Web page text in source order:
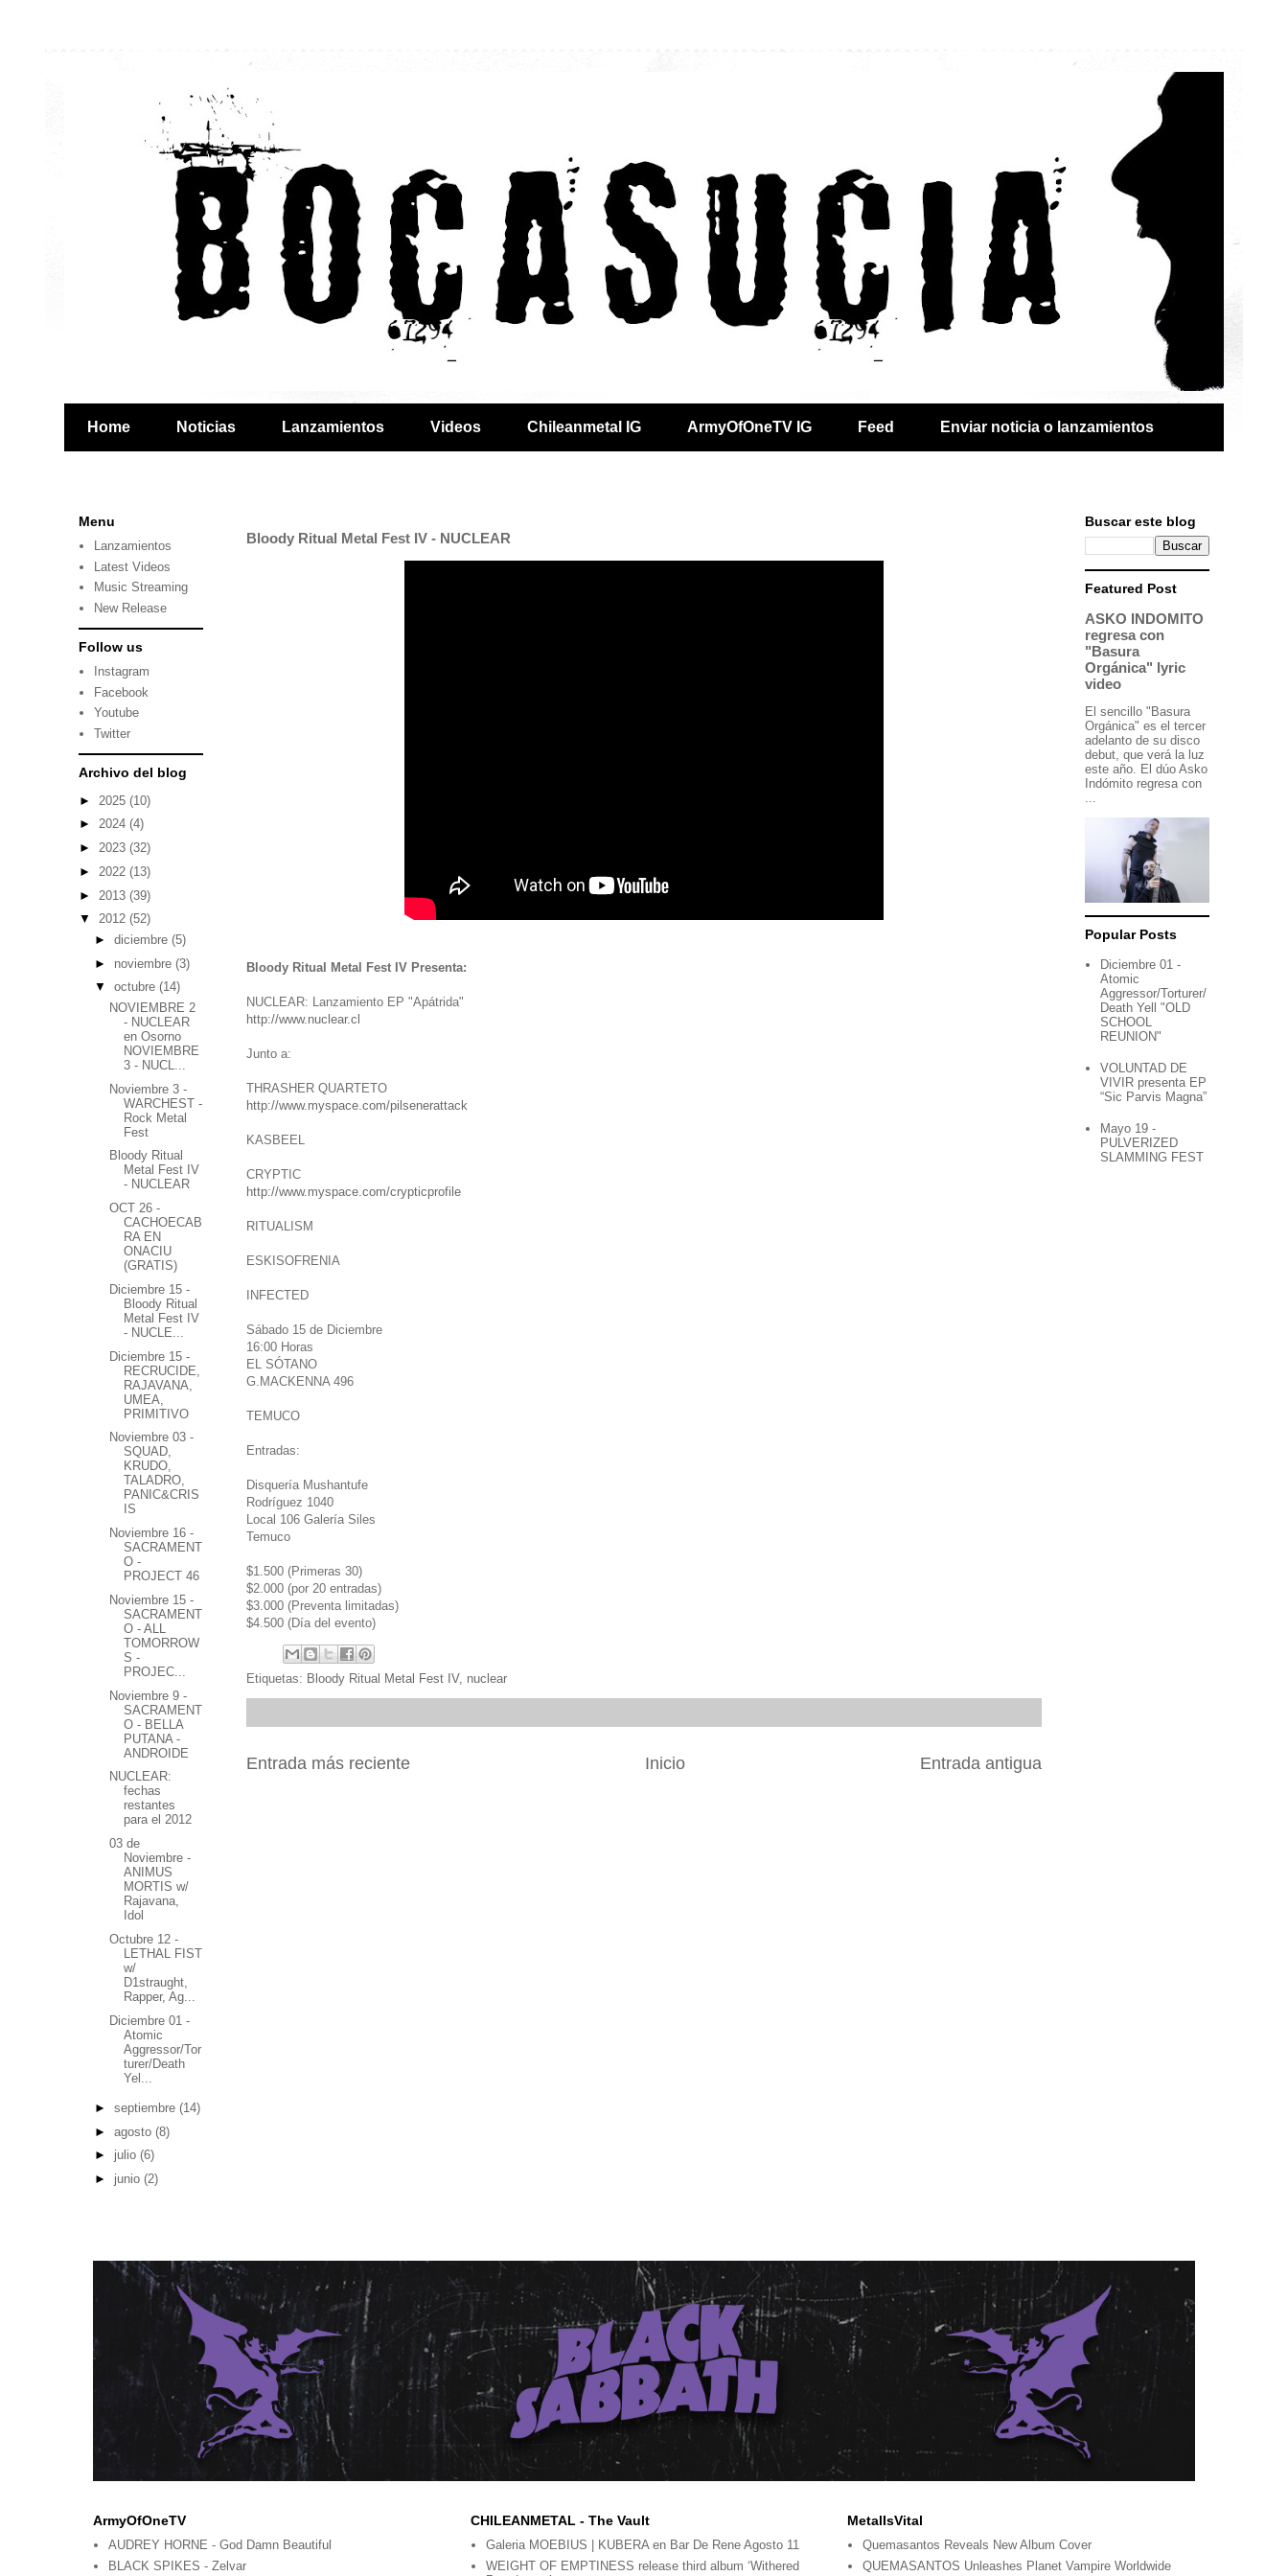
Home Noticias Lanzamientos Videos Chileanmetal IG ArmyOfOneTV IG Feed Enviar noticia o lanzamientos
Bloody Ritual Metal Fest IV - NUCLEAR
Bloody Ritual Metal Fest IV Presenta:
NUCLEAR: Lanzamiento EP "Apátrida"
http://www.nuclear.cl
Junto a:
THRASHER QUARTETO
http://www.myspace.com/pilsenerattack
KASBEEL
CRYPTIC
http://www.myspace.com/crypticprofile
RITUALISM
ESKISOFRENIA
INFECTED
Sábado 15 de Diciembre
16:00 Horas
EL SÓTANO
G.MACKENNA 496
TEMUCO
Entradas:
Disquería Mushantufe
Rodríguez 1040
Local 106 Galería Siles
Temuco
$1.500 (Primeras 30)
$2.000 (por 20 entradas)
$3.000 (Preventa limitadas)
$4.500 (Día del evento)
Etiquetas: Bloody Ritual Metal Fest IV, nuclear
Entrada más reciente Entrada antigua
Inicio
Menu
Lanzamientos
Latest Videos
Music Streaming
New Release
Follow us
Instagram
Facebook
Youtube
Twitter
Archivo del blog
► 2025 (10)
► 2024 (4)
► 2023 (32)
► 2022 (13)
► 2013 (39)
▼ 2012 (52)
► diciembre (5)
► noviembre (3)
▼ octubre (14)
NOVIEMBRE 2
- NUCLEAR
en Osorno
NOVIEMBRE
3 - NUCL...
Noviembre 3 -
WARCHEST -
Rock Metal
Fest
Bloody Ritual
Metal Fest IV
- NUCLEAR
OCT 26 -
CACHOECAB
RA EN
ONACIU
(GRATIS)
Diciembre 15 -
Bloody Ritual
Metal Fest IV
- NUCLE...
Diciembre 15 -
RECRUCIDE,
RAJAVANA,
UMEA,
PRIMITIVO
Noviembre 03 -
SQUAD,
KRUDO,
TALADRO,
PANIC&CRIS
IS
Noviembre 16 -
SACRAMENT
O -
PROJECT 46
Noviembre 15 -
SACRAMENT
O - ALL
TOMORROW
S -
PROJEC...
Noviembre 9 -
SACRAMENT
O - BELLA
PUTANA -
ANDROIDE
NUCLEAR:
fechas
restantes
para el 2012
03 de
Noviembre -
ANIMUS
MORTIS w/
Rajavana,
Idol
Octubre 12 -
LETHAL FIST
w/
D1straught,
Rapper, Ag...
Diciembre 01 -
Atomic
Aggressor/Tor
turer/Death
Yel...
► septiembre (14)
► agosto (8)
► julio (6)
► junio (2)
Buscar este blog
Featured Post
ASKO INDOMITO
regresa con
"Basura
Orgánica" lyric
video
El sencillo "Basura
Orgánica" es el tercer
adelanto de su disco
debut, que verá la luz
este año. El dúo Asko
Indómito regresa con
...
Popular Posts
Diciembre 01 -
Atomic
Aggressor/Torturer/
Death Yell "OLD
SCHOOL
REUNION"
VOLUNTAD DE
VIVIR presenta EP
“Sic Parvis Magna”
Mayo 19 -
PULVERIZED
SLAMMING FEST
ArmyOfOneTV
AUDREY HORNE - God Damn Beautiful
BLACK SPIKES - Zelvar
CHILEANMETAL - The Vault
Galeria MOEBIUS | KUBERA en Bar De Rene Agosto 11
WEIGHT OF EMPTINESS release third album ‘Withered
MetalIsVital
Quemasantos Reveals New Album Cover
QUEMASANTOS Unleashes Planet Vampire Worldwide